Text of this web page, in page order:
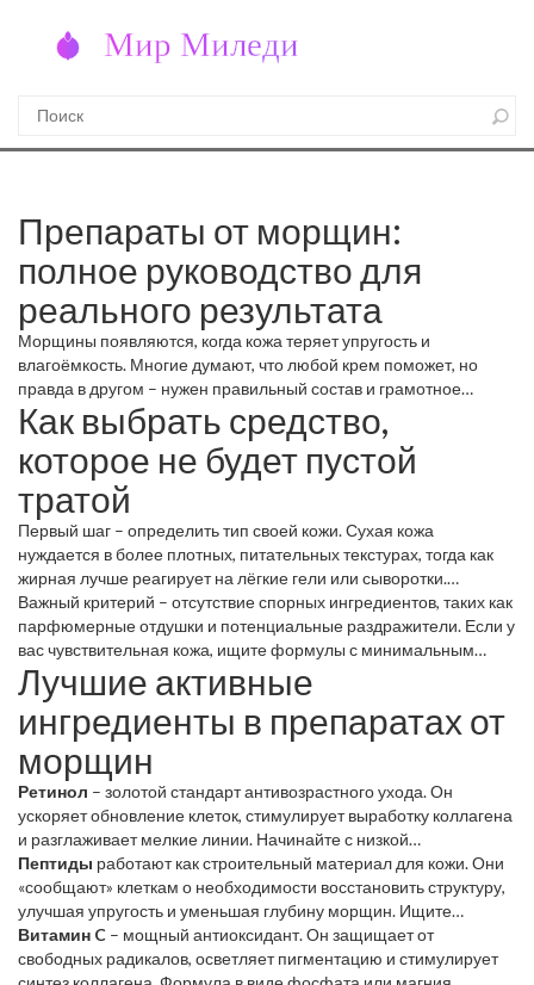
Препараты от морщин:
полное руководство для
реального результата
Морщины появляются, когда кожа теряет упругость и
влагоёмкость. Многие думают, что любой крем поможет, но
правда в другом – нужен правильный состав и грамотное
использование. Давайте разберём, какие препараты
действительно работают и как их подобрать под свои нужды.
Как выбрать средство,
которое не будет пустой
тратой
Первый шаг – определить тип своей кожи. Сухая кожа
нуждается в более плотных, питательных текстурах, тогда как
жирная лучше реагирует на лёгкие гели или сыворотки.
Обратите внимание на срок годности и условия хранения:
активные компоненты теряют эффективность, если продукт
хранится неправильно.
Важный критерий – отсутствие спорных ингредиентов, таких как
парфюмерные отдушки и потенциальные раздражители. Если у
вас чувствительная кожа, ищите формулы с минимальным
количеством добавок и гипоаллергенными маркировками.
Лучшие активные
ингредиенты в препаратах от
морщин
Ретинол – золотой стандарт антивозрастного ухода. Он
ускоряет обновление клеток, стимулирует выработку коллагена
и разглаживает мелкие линии. Начинайте с низкой
концентрации (0,25‑0,5 %) и постепенно повышайте, чтобы
избежать раздражения.
Пептиды работают как строительный материал для кожи. Они
«сообщают» клеткам о необходимости восстановить структуру,
улучшая упругость и уменьшая глубину морщин. Ищите
комбинацию меди‑пептидов и трипептида‑1.
Витамин C – мощный антиоксидант. Он защищает от
свободных радикалов, осветляет пигментацию и стимулирует